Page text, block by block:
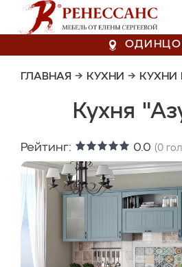
ГЛАВНАЯ → КУХНИ → КУХНИ
Кухня
Рейтинг: 0.0 (0